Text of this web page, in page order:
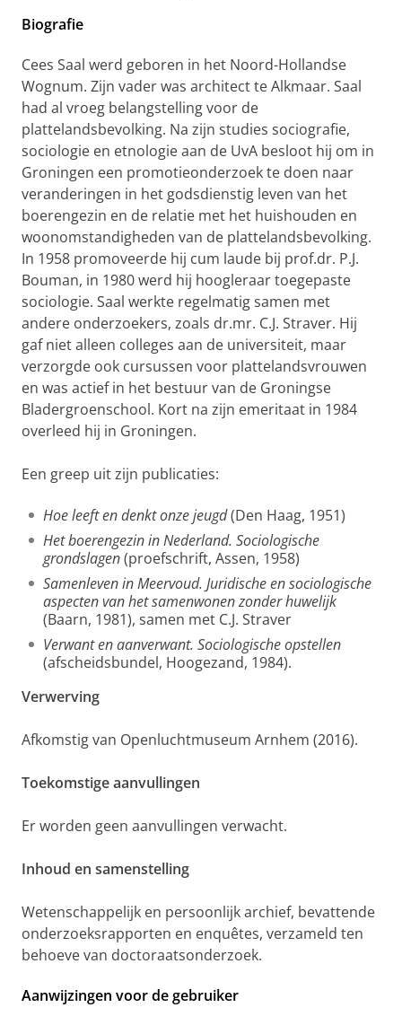
Biografie
Cees Saal werd geboren in het Noord-Hollandse
Wognum. Zijn vader was architect te Alkmaar. Saal
had al vroeg belangstelling voor de
plattelandsbevolking. Na zijn studies sociografie,
sociologie en etnologie aan de UvA besloot hij om in
Groningen een promotieonderzoek te doen naar
veranderingen in het godsdienstig leven van het
boerengezin en de relatie met het huishouden en
woonomstandigheden van de plattelandsbevolking.
In 1958 promoveerde hij cum laude bij prof.dr. P.J.
Bouman, in 1980 werd hij hoogleraar toegepaste
sociologie. Saal werkte regelmatig samen met
andere onderzoekers, zoals dr.mr. C.J. Straver. Hij
gaf niet alleen colleges aan de universiteit, maar
verzorgde ook cursussen voor plattelandsvrouwen
en was actief in het bestuur van de Groningse
Bladergroenschool. Kort na zijn emeritaat in 1984
overleed hij in Groningen.
Een greep uit zijn publicaties:
Hoe leeft en denkt onze jeugd(Den Haag, 1951)
Het boerengezin in Nederland. Sociologische
grondslagen(proefschrift, Assen, 1958)
Samenleven in Meervoud. Juridische en sociologische
aspecten van het samenwonen zonder huwelijk
(Baarn, 1981), samen met C.J. Straver
Verwant en aanverwant. Sociologische opstellen
(afscheidsbundel, Hoogezand, 1984).
Verwerving
Afkomstig van Openluchtmuseum Arnhem (2016).
Toekomstige aanvullingen
Er worden geen aanvullingen verwacht.
Inhoud en samenstelling
Wetenschappelijk en persoonlijk archief, bevattende
onderzoeksrapporten en enquêtes, verzameld ten
behoeve van doctoraatsonderzoek.
Aanwijzingen voor de gebruiker